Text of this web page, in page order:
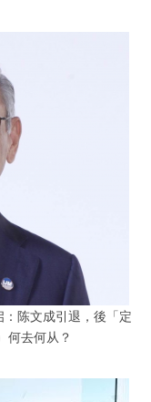
陈文成引退，後「定
何去何从？